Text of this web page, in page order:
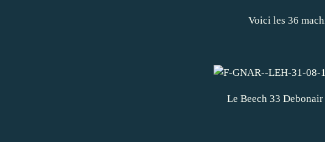
Voici les 36
Le Beech 33